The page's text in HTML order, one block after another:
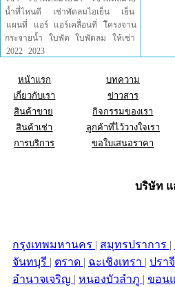
น้ำที่ไหนดี
เช่าพัดลมไอเย็น
เย็น
แผนที่
แอร์ แอร์เคลื่อนที่
โึครงจาน
กระจายน้ำ
ใบพัด ใบพัดลม
ให้เช่า
2022
2023
หน้าแรก บทความ
เกี่ยวกับเรา
ข่าวสาร
สินค้าขาย
กิจกรรมของเรา
สินค้าเช่า
ลูกค้าที่ไว้วางใจเรา
การบริการ
ขอใบเสนอราคา
บริษัท แ
กรุงเทพมหานคร | สมุทรปราการ |
จันทบุรี | ตราด | ฉะเชิงเทรา | ปรา
อำนาจเจริญ | หนองบัวลำภู | ขอน